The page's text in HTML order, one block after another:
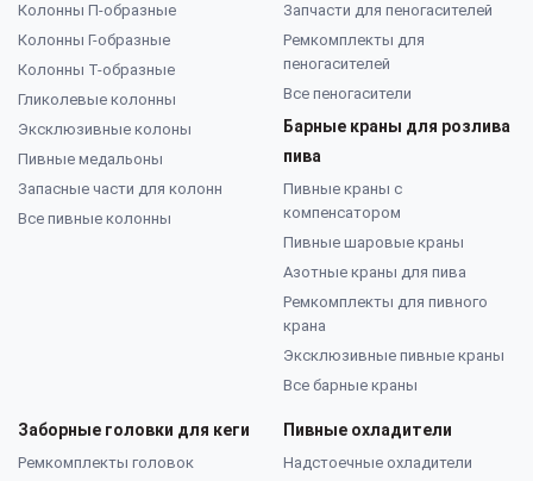
Колонны П-образные
Колонны Г-образные
Колонны Т-образные
Гликолевые колонны
Эксклюзивные колоны
Пивные медальоны
Запасные части для колонн
Все пивные колонны
Запчасти для пеногасителей
Ремкомплекты для
пеногасителей
Все пеногасители
Барные краны для розлива
пива
Пивные краны с
компенсатором
Пивные шаровые краны
Азотные краны для пива
Ремкомплекты для пивного
крана
Эксклюзивные пивные краны
Все барные краны
Заборные головки для кеги
Ремкомплекты головок
Пивные охладители
Надстоечные охладители